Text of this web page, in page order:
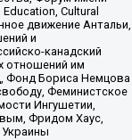
Cultural
движение Антальи,
и
канадский
отношений им
Фонд Бориса Немцова
Феминистское
Ингушетии,
Фридом Хаус,